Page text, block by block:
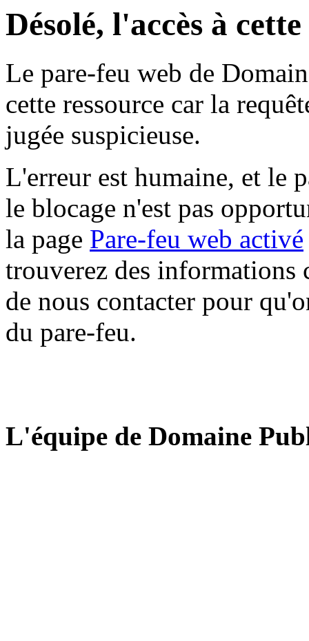
Désolé, l'accès à
Le pare-feu web de
cette ressource car la
jugée suspicieuse.
L'erreur est humaine, et le
le blocage n'est pas
la page Pare-feu web activé
trouverez des informations
de nous contacter pour
du pare-feu.
L'équipe de Domaine